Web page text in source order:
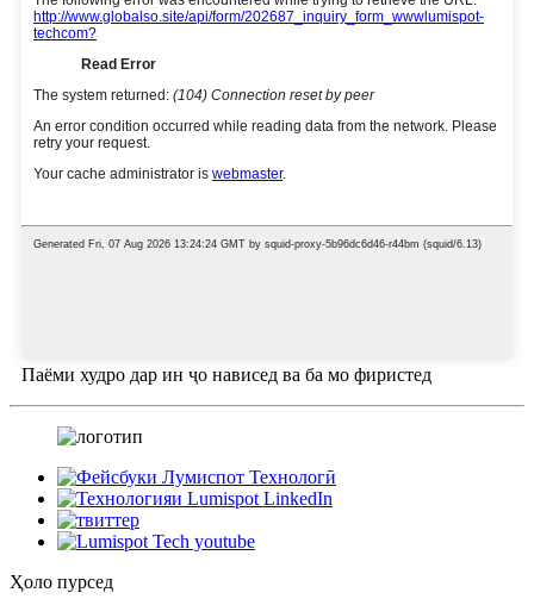
Паёми худро дар ин ҷо нависед ва ба мо фиристед
Ҳоло пурсед